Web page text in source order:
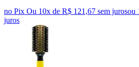
no Pix Ou 10x de R$ 121,67 sem jurosou
juros